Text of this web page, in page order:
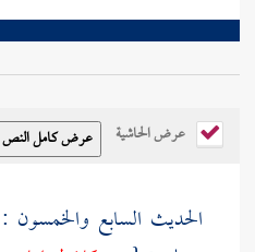
عرض الحاشية
الحديث السابع والخمسون